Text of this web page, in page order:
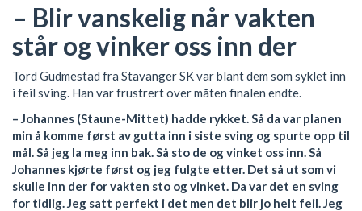
– Blir vanskelig når vakten
står og vinker oss inn der
Tord Gudmestad fra Stavanger SK var blant dem som syklet inn
i feil sving. Han var frustrert over måten finalen endte.
– Johannes (Staune-Mittet) hadde rykket. Så da var planen
min å komme først av gutta inn i siste sving og spurte opp til
mål. Så jeg la meg inn bak. Så sto de og vinket oss inn. Så
Johannes kjørte først og jeg fulgte etter. Det så ut som vi
skulle inn der for vakten sto og vinket. Da var det en sving
for tidlig. Jeg satt perfekt i det men det blir jo helt feil. Jeg